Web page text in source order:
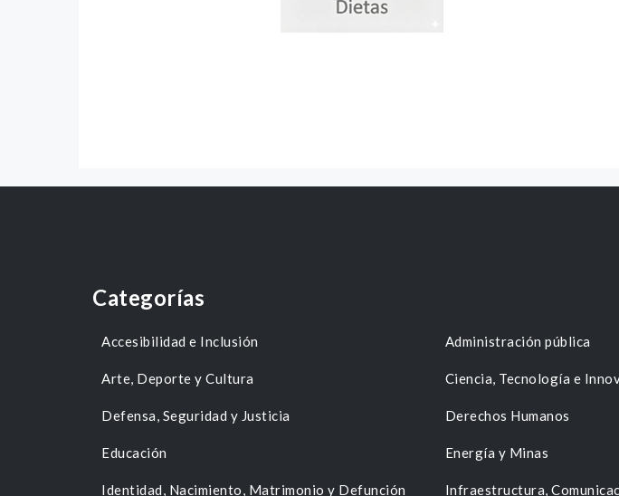
Categorías
Accesibilidad e Inclusión Administración pública
Arte, Deporte y Cultura Ciencia, Tecnología e
Defensa, Seguridad y Justicia Derechos Humanos
Educación Energía y Minas
Identidad, Nacimiento, Matrimonio y Defunción
Infraestructura,